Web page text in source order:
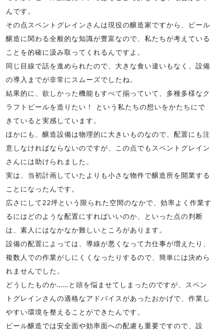
んです。
その点スペントグレインさんは現役の醸造家ですから、ビール
醸造に関わる全般的な知識が豊富なので、私たちが考えている
ことを的確に汲み取ってくれるんですよ。
同じ目線で話を進められたので、大きな食い違いもなく、設備
の導入までが非常にスムーズでしたね。
結果的に、欲しかった機能もすべて揃っていて、多種多様なク
ラフトビールを造りたい！ という私たちの想いをかたちにで
きていると実感しています。
ほかにも、醸造設備は物理的に大きいものなので、配置にも注
意しなければならないのですが、この点でもスペントグレイン
さんには助けられました。
実は、当初計画していたよりも小さな物件で醸造所を開業する
ことになったんです。
広さにして22坪という限られた空間のなかで、効率よく作業す
るにはどのような配置にすればいいのか、といった点の判断
は、素人にはなかなか難しいところがあります。
設備の配置によっては、導線が悪くなって力仕事が増えたり、
複数人での作業がしにくくなったりするので、簡単には決めら
れませんでした。
どうしたものか……と頭を悩ませてしまったのですが、スペン
トグレインさんの適格なアドバイスがあったおかげで、作業し
やすい環境を整えることができたんです。
ビール醸造では安全面や効率面への配慮も重要ですので、設